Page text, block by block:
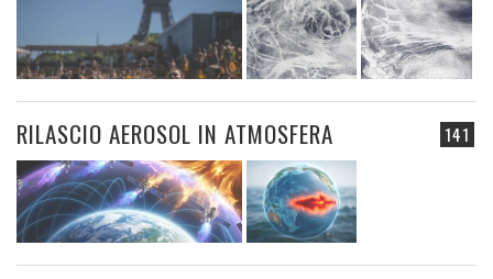
141
RILASCIO AEROSOL IN ATMOSFERA